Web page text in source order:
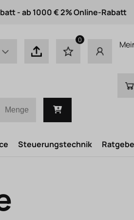
- ab 1000 € 2% Online-Rabatt
0
Steuerungstechnik